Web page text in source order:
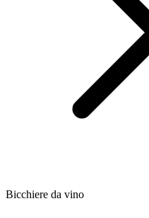
Bicchiere da vino